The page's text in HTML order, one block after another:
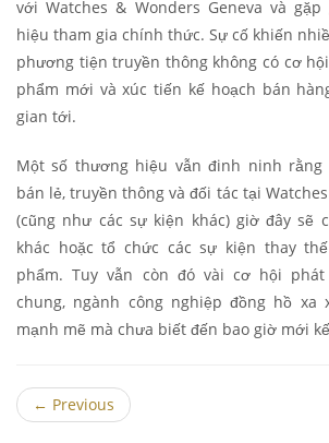
với Watches & Wonders Geneva và
hiệu tham gia chính thức. Sự cố khiến
phương tiện truyền thông không có cơ
phẩm mới và xúc tiến kế hoạch bán
gian tới.
Một số thương hiệu vẫn đinh ninh rằng
bán lẻ, truyền thông và đối tác tại
(cũng như các sự kiện khác) giờ đây sẽ
khác hoặc tổ chức các sự kiện thay
phẩm. Tuy vẫn còn đó vài cơ hội
chung, ngành công nghiệp đồng hồ xa
mạnh mẽ mà chưa biết đến bao giờ mới
← Previous